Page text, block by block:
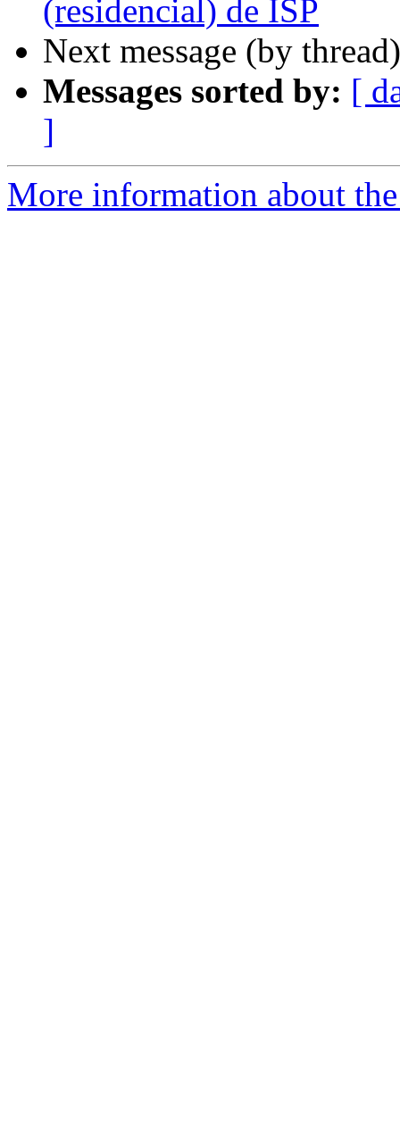
(residencial) de ISP
Next message (by
Messages sorted by: [
]
More information about